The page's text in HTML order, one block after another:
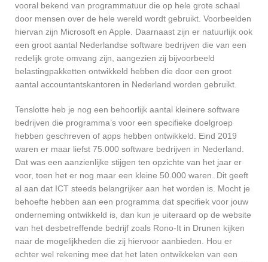
vooral bekend van programmatuur die op hele grote schaal
door mensen over de hele wereld wordt gebruikt. Voorbeelden
hiervan zijn Microsoft en Apple. Daarnaast zijn er natuurlijk ook
een groot aantal Nederlandse software bedrijven die van een
redelijk grote omvang zijn, aangezien zij bijvoorbeeld
belastingpakketten ontwikkeld hebben die door een groot
aantal accountantskantoren in Nederland worden gebruikt.
Tenslotte heb je nog een behoorlijk aantal kleinere software
bedrijven die programma’s voor een specifieke doelgroep
hebben geschreven of apps hebben ontwikkeld. Eind 2019
waren er maar liefst 75.000 software bedrijven in Nederland.
Dat was een aanzienlijke stijgen ten opzichte van het jaar er
voor, toen het er nog maar een kleine 50.000 waren. Dit geeft
al aan dat ICT steeds belangrijker aan het worden is. Mocht je
behoefte hebben aan een programma dat specifiek voor jouw
onderneming ontwikkeld is, dan kun je uiteraard op de website
van het desbetreffende bedrijf zoals Rono-It in Drunen kijken
naar de mogelijkheden die zij hiervoor aanbieden. Hou er
echter wel rekening mee dat het laten ontwikkelen van een